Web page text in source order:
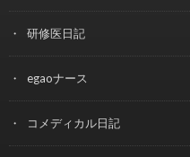
研修医日記
egaoナース
コメディカル日記